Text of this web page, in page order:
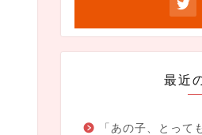
最近
「あの子、とって